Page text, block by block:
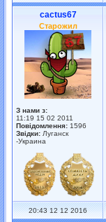
cactus67
Старожил
З нами з:
11:19 15 02 2011
Повідомлення: 1596
Звідки: Луганск
-Украина
20:43 12 12 2016